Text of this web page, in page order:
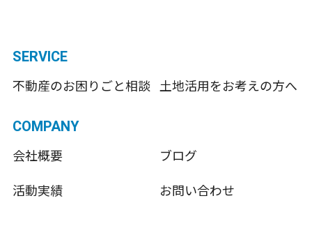
SERVICE
不動産のお困りごと相談 土地活用をお考えの方へ
COMPANY
会社概要
ブログ
活動実績
お問い合わせ